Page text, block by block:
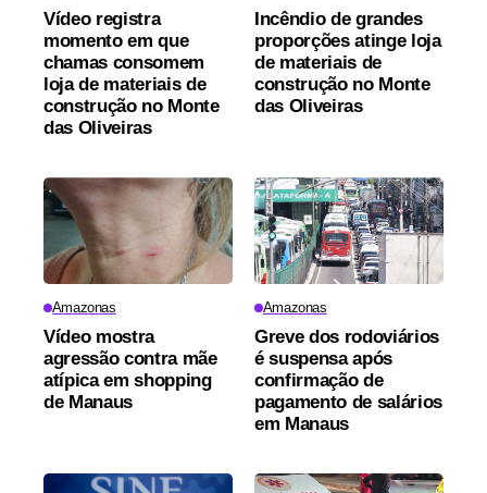
Vídeo registra
momento em que
chamas consomem
loja de materiais de
construção no Monte
das Oliveiras
Incêndio de grandes
proporções atinge loja
de materiais de
construção no Monte
das Oliveiras
Amazonas
Vídeo mostra
agressão contra mãe
atípica em shopping
de Manaus
Amazonas
Greve dos rodoviários
é suspensa após
confirmação de
pagamento de salários
em Manaus